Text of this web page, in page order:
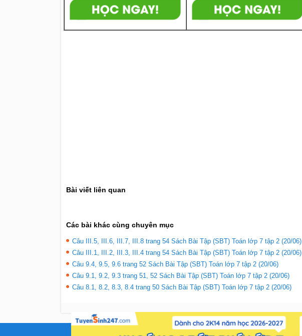
Bài viết liên quan
Các bài khác cùng chuyên mục
Câu III.5, III.6, III.7, III.8 trang 54 Sách Bài Tập (SBT) Toán lớp 7 tập 2 (20/06)
Câu III.1, III.2, III.3, III.4 trang 54 Sách Bài Tập (SBT) Toán lớp 7 tập 2 (20/06)
Câu 9.4, 9.5, 9.6 trang 52 Sách Bài Tập (SBT) Toán lớp 7 tập 2 (20/06)
Câu 9.1, 9.2, 9.3 trang 51, 52 Sách Bài Tập (SBT) Toán lớp 7 tập 2 (20/06)
Câu 8.1, 8.2, 8.3, 8.4 trang 50 Sách Bài Tập (SBT) Toán lớp 7 tập 2 (20/06)